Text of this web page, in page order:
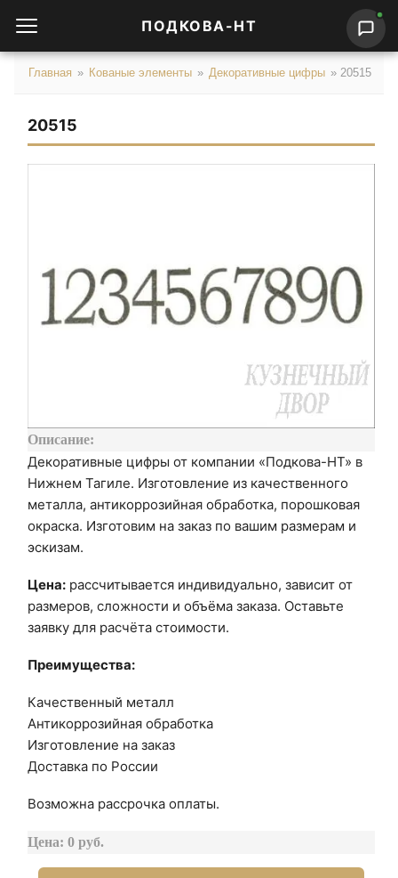
ПОДКОВА-НТ
Главная » Кованые элементы » Декоративные цифры » 20515
20515
Описание:
Декоративные цифры от компании «Подкова-НТ» в
Нижнем Тагиле. Изготовление из качественного
металла, антикоррозийная обработка, порошковая
окраска. Изготовим на заказ по вашим размерам и
эскизам.
Цена: рассчитывается индивидуально, зависит от
размеров, сложности и объёма заказа. Оставьте
заявку для расчёта стоимости.
Преимущества:
Качественный металл
Антикоррозийная обработка
Изготовление на заказ
Доставка по России
Возможна рассрочка оплаты.
Цена: 0 руб.